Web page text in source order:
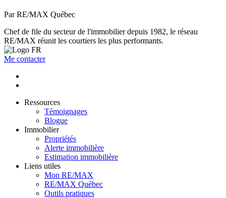
Par RE/MAX Québec
Chef de file du secteur de l'immobilier depuis 1982, le réseau
RE/MAX réunit les courtiers les plus performants.
Me contacter
Ressources
Témoignages
Blogue
Immobilier
Propriétés
Alerte immobilière
Estimation immobilière
Liens utiles
Mon RE/MAX
RE/MAX Québec
Outils pratiques